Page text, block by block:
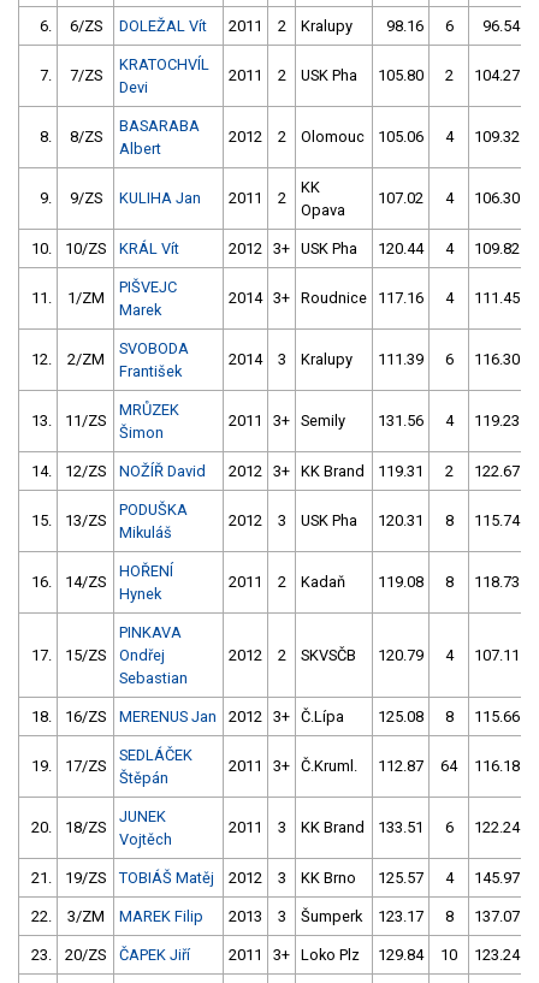
6. 6/ZS DOLEŽAL Vít 2011 2 Kralupy 98.16 6 96.54
7. 7/ZS
KRATOCHVÍL
Devi
2011 2 USK Pha 105.80 2 104.27
8. 8/ZS
BASARABA
Albert
2012 2 Olomouc 105.06 4 109.32
9. 9/ZS KULIHA Jan 2011 2
KK
Opava
107.02 4 106.30
10. 10/ZS KRÁL Vít 2012 3+ USK Pha 120.44 4 109.82
11. 1/ZM
PIŠVEJC
Marek
2014 3+ Roudnice 117.16 4 111.45
12. 2/ZM
SVOBODA
František
2014 3 Kralupy 111.39 6 116.30
13. 11/ZS
MRŮZEK
Šimon
2011 3+ Semily 131.56 4 119.23
14. 12/ZS NOŽÍŘ David 2012 3+ KK Brand 119.31 2 122.67
15. 13/ZS
PODUŠKA
Mikuláš
2012 3 USK Pha 120.31 8 115.74
16. 14/ZS
HOŘENÍ
Hynek
2011 2 Kadaň 119.08 8 118.73
17. 15/ZS
PINKAVA
Ondřej
Sebastian
2012 2 SKVSČB 120.79 4 107.11
18. 16/ZS MERENUS Jan 2012 3+ Č.Lípa 125.08 8 115.66
19. 17/ZS
SEDLÁČEK
Štěpán
2011 3+ Č.Kruml. 112.87 64 116.18
20. 18/ZS
JUNEK
Vojtěch
2011 3 KK Brand 133.51 6 122.24
21. 19/ZS TOBIÁŠ Matěj 2012 3 KK Brno 125.57 4 145.97
22. 3/ZM MAREK Filip 2013 3 Šumperk 123.17 8 137.07
23. 20/ZS ČAPEK Jiří 2011 3+ Loko Plz 129.84 10 123.24